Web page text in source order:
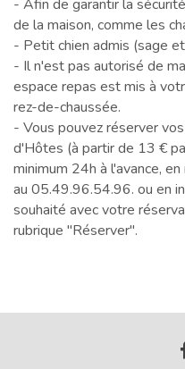
- Afin de garantir la
de la maison, comme les
- Petit chien admis (sage
- Il n'est pas autorisé de
espace repas est mis à
rez-de-chaussée.
- Vous pouvez réserver
d'Hôtes (à partir de 13 €
minimum 24h à l'avance,
au 05.49.96.54.96. ou en
souhaité avec votre
rubrique "Réserver".